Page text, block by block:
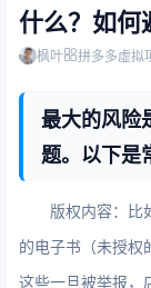
什么？如何
枫叶 拼多多虚拟
最大的风险
题。以下是
版权内容：比
的电子书（未授权
这些一旦被举报，